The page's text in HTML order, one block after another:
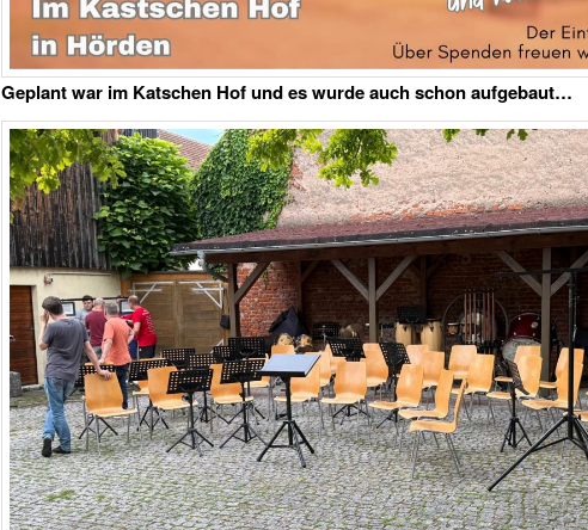
Geplant war im Katschen Hof und es wurde auch schon aufgebaut…